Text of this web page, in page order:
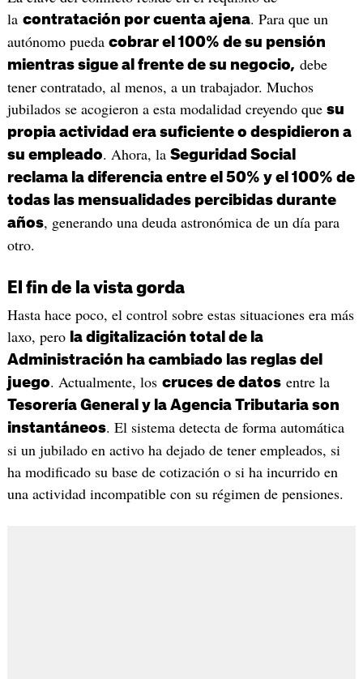
la contratación por cuenta ajena. Para que un
autónomo pueda cobrar el 100% de su pensión
mientras sigue al frente de su negocio, debe
tener contratado, al menos, a un trabajador. Muchos
jubilados se acogieron a esta modalidad creyendo que su
propia actividad era suficiente o despidieron a
su empleado. Ahora, la Seguridad Social
reclama la diferencia entre el 50% y el 100% de
todas las mensualidades percibidas durante
años, generando una deuda astronómica de un día para
otro.
El fin de la vista gorda
Hasta hace poco, el control sobre estas situaciones era más
laxo, pero la digitalización total de la
Administración ha cambiado las reglas del
juego. Actualmente, los cruces de datosentre la
Tesorería General y la Agencia Tributaria son
instantáneos. El sistema detecta de forma automática
si un jubilado en activo ha dejado de tener empleados, si
ha modificado su base de cotización o si ha incurrido en
una actividad incompatible con su régimen de pensiones.